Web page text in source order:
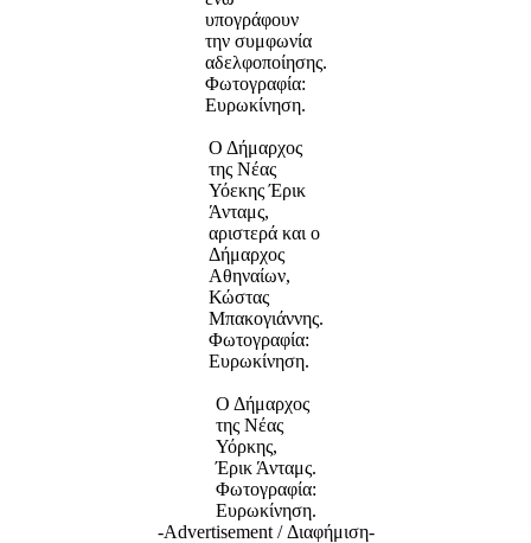
υπογράφουν
την συμφωνία
αδελφοποίησης.
Φωτογραφία:
Ευρωκίνηση.
Ο Δήμαρχος
της Νέας
Υόεκης Έρικ
Άνταμς,
αριστερά και ο
Δήμαρχος
Αθηναίων,
Κώστας
Μπακογιάννης.
Φωτογραφία:
Ευρωκίνηση.
Ο Δήμαρχος
της Νέας
Υόρκης,
Έρικ Άνταμς.
Φωτογραφία:
Ευρωκίνηση.
-Advertisement / Διαφήμιση-